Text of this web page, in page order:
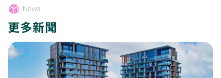
News
更多新聞